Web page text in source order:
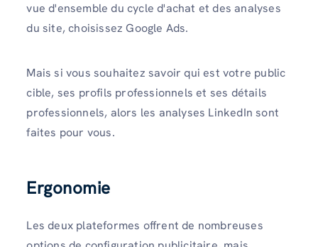
vue d'ensemble du cycle d'achat et des analyses
du site, choisissez Google Ads.
Mais si vous souhaitez savoir qui est votre public
cible, ses profils professionnels et ses détails
professionnels, alors les analyses LinkedIn sont
faites pour vous.
Ergonomie
Les deux plateformes offrent de nombreuses